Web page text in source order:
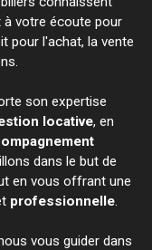
à votre écoute pour
pour l'achat, la vente
son expertise
locative, en
dans le but de
en vous offrant une
professionnelle.
vous guider dans